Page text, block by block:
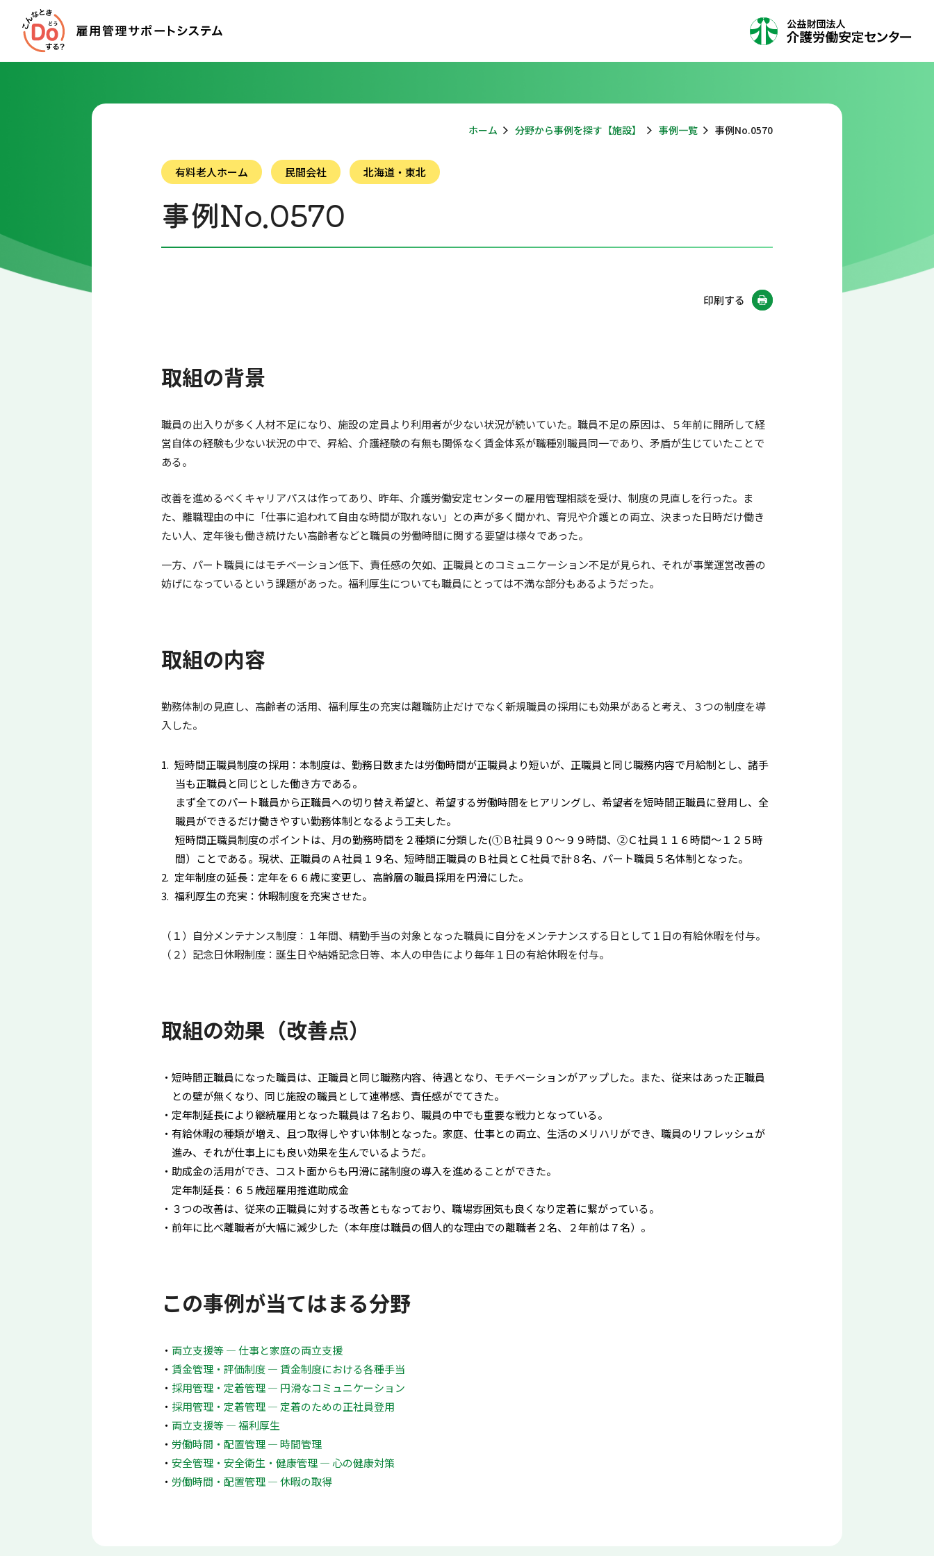
ホーム 分野から事例を探す【施設】 事例一覧 事例No.0570
有料老人ホーム 民間会社 北海道・東北
事例No.0570
印刷する
取組の背景
職員の出入りが多く人材不足になり、施設の定員より利用者が少ない状況が続いていた。職員不足の原因は、５年前に開所して経
営自体の経験も少ない状況の中で、昇給、介護経験の有無も関係なく賃金体系が職種別職員同一であり、矛盾が生じていたことで
ある。
改善を進めるべくキャリアパスは作ってあり、昨年、介護労働安定センターの雇用管理相談を受け、制度の見直しを行った。ま
た、離職理由の中に「仕事に追われて自由な時間が取れない」との声が多く聞かれ、育児や介護との両立、決まった日時だけ働き
たい人、定年後も働き続けたい高齢者などと職員の労働時間に関する要望は様々であった。
一方、パート職員にはモチベーション低下、責任感の欠如、正職員とのコミュニケーション不足が見られ、それが事業運営改善の
妨げになっているという課題があった。福利厚生についても職員にとっては不満な部分もあるようだった。
取組の内容
勤務体制の見直し、高齢者の活用、福利厚生の充実は離職防止だけでなく新規職員の採用にも効果があると考え、３つの制度を導
入した。
短時間正職員制度の採用：本制度は、勤務日数または労働時間が正職員より短いが、正職員と同じ職務内容で月給制とし、諸手
当も正職員と同じとした働き方である。
まず全てのパート職員から正職員への切り替え希望と、希望する労働時間をヒアリングし、希望者を短時間正職員に登用し、全
職員ができるだけ働きやすい勤務体制となるよう工夫した。
短時間正職員制度のポイントは、月の勤務時間を２種類に分類した(①Ｂ社員９０～９９時間、②Ｃ社員１１６時間～１２５時
間）ことである。現状、正職員のＡ社員１９名、短時間正職員のＢ社員とＣ社員で計８名、パート職員５名体制となった。
定年制度の延長：定年を６６歳に変更し、高齢層の職員採用を円滑にした。
福利厚生の充実：休暇制度を充実させた。
（１）自分メンテナンス制度：１年間、精勤手当の対象となった職員に自分をメンテナンスする日として１日の有給休暇を付与。
（２）記念日休暇制度：誕生日や結婚記念日等、本人の申告により毎年１日の有給休暇を付与。
取組の効果（改善点）
短時間正職員になった職員は、正職員と同じ職務内容、待遇となり、モチベーションがアップした。また、従来はあった正職員
との壁が無くなり、同じ施設の職員として連帯感、責任感がでてきた。
定年制延長により継続雇用となった職員は７名おり、職員の中でも重要な戦力となっている。
有給休暇の種類が増え、且つ取得しやすい体制となった。家庭、仕事との両立、生活のメリハリができ、職員のリフレッシュが
進み、それが仕事上にも良い効果を生んでいるようだ。
助成金の活用ができ、コスト面からも円滑に諸制度の導入を進めることができた。
定年制延長：６５歳超雇用推進助成金
３つの改善は、従来の正職員に対する改善ともなっており、職場雰囲気も良くなり定着に繋がっている。
前年に比べ離職者が大幅に減少した（本年度は職員の個人的な理由での離職者２名、２年前は７名）。
この事例が当てはまる分野
両立支援等 ― 仕事と家庭の両立支援
賃金管理・評価制度 ― 賃金制度における各種手当
採用管理・定着管理 ― 円滑なコミュニケーション
採用管理・定着管理 ― 定着のための正社員登用
両立支援等 ― 福利厚生
労働時間・配置管理 ― 時間管理
安全管理・安全衛生・健康管理 ― 心の健康対策
労働時間・配置管理 ― 休暇の取得